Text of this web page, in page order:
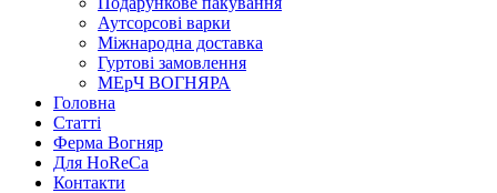
Аутсорсові варки
Міжнародна доставка
Гуртові замовлення
МЕрЧ ВОГНЯРА
Головна
Cтатті
Ферма Вогняр
Для HoReCa
Контакти